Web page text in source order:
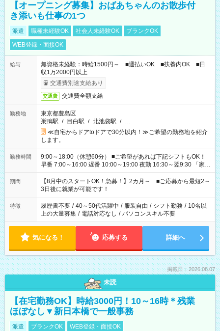
【オープニング募集】おばあちゃんのお散歩付
き添いも仕事の1つ
派遣 職種未経験OK 社会人未経験OK
ブランクOK
WEB登録・面接OK
給与
無資格未経験：時給1500円～ ■週払いOK ■扶養内OK ■日
収1万2000円以上
交通費別途支給あり
交通費 交通費全額支給
勤務地
東京都豊島区
巣鴨駅 / 目白駅 / 北池袋駅 / …
≪自宅からドアtoドアで30分以内！≫ご希望の勤務地を紹介
します。
勤務時間
9:00～18:00（休憩60分） ■ご希望があれば下記シフトもOK！
早番 7:00～16:00 遅番 10:00～19:00 夜勤 16:30～翌9:30 「家族
と休みを合わせたい」 「余裕を持って夕飯の準備がしたい」
「できれば残業はしたくない」 など、ご希望を教えてください
ね。 ※Wワーク希望の方へ 今ご覧のお仕事で希望する勤務時間
と、もう1つのお仕事の勤務時間。 合計で週40時間を超える場
合は応募できません。
期間
【8月中のスタートOK！急募！】2カ月～ ■ご応募から最短2～
3日後に就業が可能です！
特徴 履歴書不要 / 40～50代活躍中 / 服装自由 / シフト勤務 / 10名以
上の大量募集 / 電話対応なし / パソコンスキル不要
気になる！ 応募する 詳細へ
掲載日：2026.08.07
未読
【在宅勤務OK】時給3000円！10～16時＊残業
ほぼなし▼新日本橋で一般事務
派遣 ブランクOK WEB登録・面接OK